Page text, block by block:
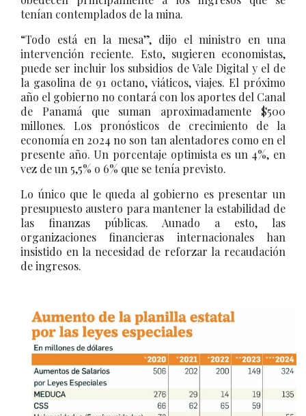
tenían contemplados de la mina.
“Todo está en la mesa”, dijo el ministro en una
intervención reciente. Esto, sugieren economistas,
puede ser incluir los subsidios de Vale Digital y el de
la gasolina de 91 octano, viáticos, viajes. El próximo
año el gobierno no contará con los aportes del Canal
de Panamá que suman aproximadamente $500
millones. Los pronósticos de crecimiento de la
economía en 2024 no son tan alentadores como en el
presente año. Un porcentaje optimista es un 4%, en
vez de un 5,5% o 6% que se tenía previsto.
Lo único que le queda al gobierno es presentar un
presupuesto austero para mantener la estabilidad de
las finanzas públicas. Aunado a esto, las
organizaciones financieras internacionales han
insistido en la necesidad de reforzar la recaudación
de ingresos.